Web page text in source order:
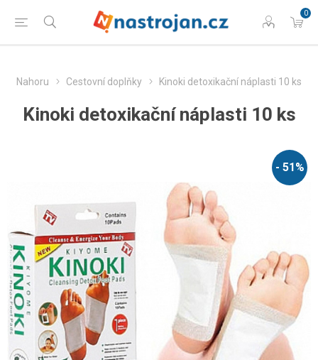
0
Nahoru Cestovní doplňky Kinoki detoxikační náplasti 10 ks
Kinoki detoxikační náplasti 10 ks
- 51%